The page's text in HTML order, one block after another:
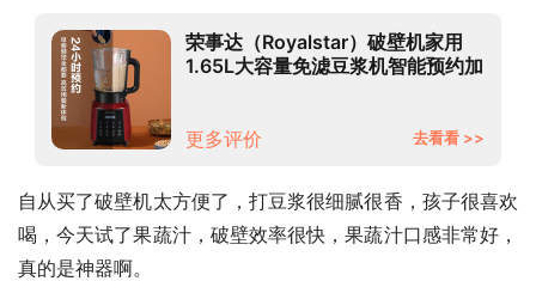
荣事达（Royalstar）破壁机家用
1.65L大容量免滤豆浆机智能预约加
更多评价
去看看 >>
自从买了破壁机太方便了，打豆浆很细腻很香，孩子很喜欢
喝，今天试了果蔬汁，破壁效率很快，果蔬汁口感非常好，
真的是神器啊。